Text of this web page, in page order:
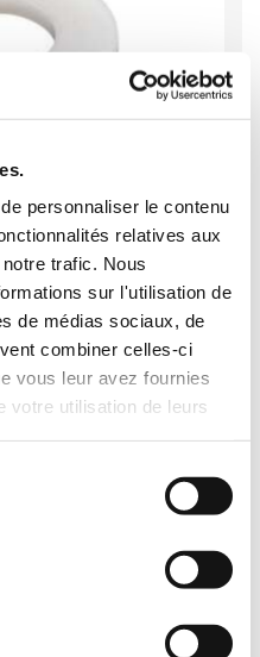
personnaliser le contenu
relatives aux
trafic. Nous
sur l'utilisation de
de médias sociaux, de
combiner celles-ci
vous leur avez fournies
votre utilisation de leurs
références